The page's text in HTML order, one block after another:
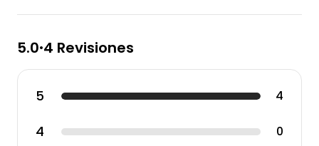
5.0•4 Revisiones
5 4
4 0